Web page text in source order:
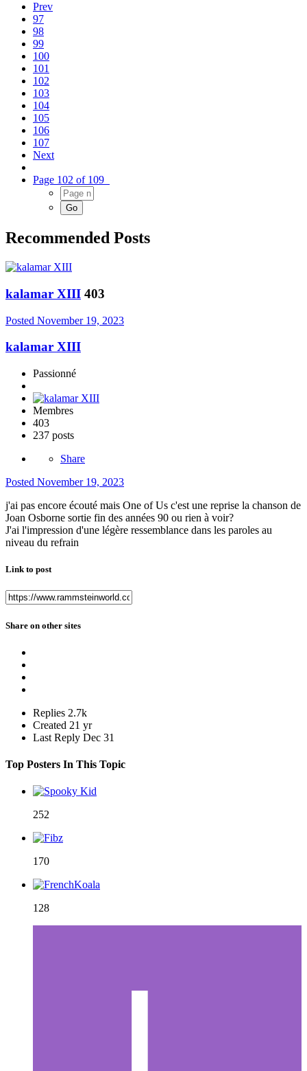
Prev
97
98
99
100
101
102
103
104
105
106
107
Next
Page 102 of 109
Recommended Posts
kalamar XIII 403
Posted November 19, 2023
kalamar XIII
Passionné
Membres
403
237 posts
Share
Posted November 19, 2023
j'ai pas encore écouté mais One of Us c'est une reprise la chanson de
Joan Osborne sortie fin des années 90 ou rien à voir?
J'ai l'impression d'une légère ressemblance dans les paroles au
niveau du refrain
Link to post
Share on other sites
Replies 2.7k
Created 21 yr
Last Reply Dec 31
Top Posters In This Topic
252
170
128